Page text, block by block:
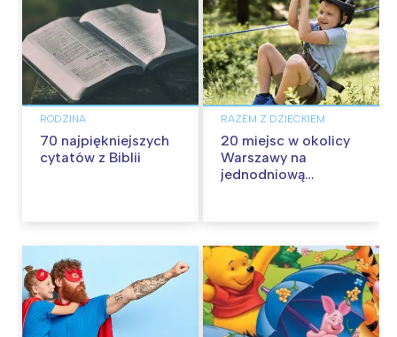
RODZINA
70 najpiękniejszych
cytatów z Biblii
RAZEM Z DZIECKIEM
20 miejsc w okolicy
Warszawy na
jednodniową